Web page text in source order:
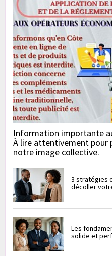
Information importante
À lire attentivement pour
notre image collective.
3 stratégies
décoller
Les
solide et